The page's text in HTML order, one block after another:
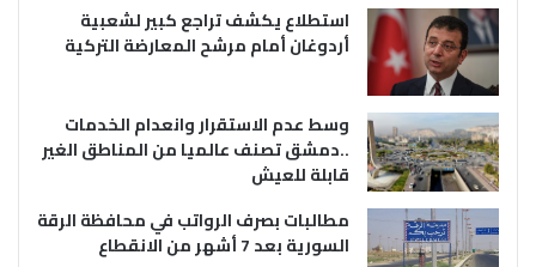
استطلاع يكشف تراجع كبير لشعبية
أردوغان أمام مرشح المعارضة التركية
وسط عدم الاستقرار وانعدام الخدمات
..دمشق تصنف عالميا من المناطق الغير
قابلة للعيش
مطالبات بصرف الرواتب في محافظة الرقة
السورية بعد 7 أشهر من الانقطاع